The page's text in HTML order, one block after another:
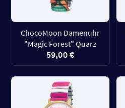
ChocoMoon Damenuhr
"Magic Forest" Quarz
59,00 €